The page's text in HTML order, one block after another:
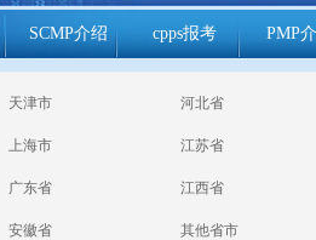
SCMP介绍 cpps报考 PMP
天津市 河北省
上海市 江苏省
广东省 江西省
安徽省 其他省市